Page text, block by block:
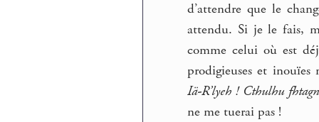
d’attendre que le
attendu. Si je le fais,
comme celui où est
prodigieuses et inouïes
Iä-R’lyeh ! Cthulhu
ne me tuerai pas !